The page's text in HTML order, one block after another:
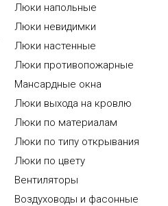
Люки напольные
Люки невидимки
Люки настенные
Люки противопожарные
Мансардные окна
Люки выхода на кровлю
Люки по материалам
Люки по типу открывания
Люки по цвету
Вентиляторы
Воздуховоды и фасонные